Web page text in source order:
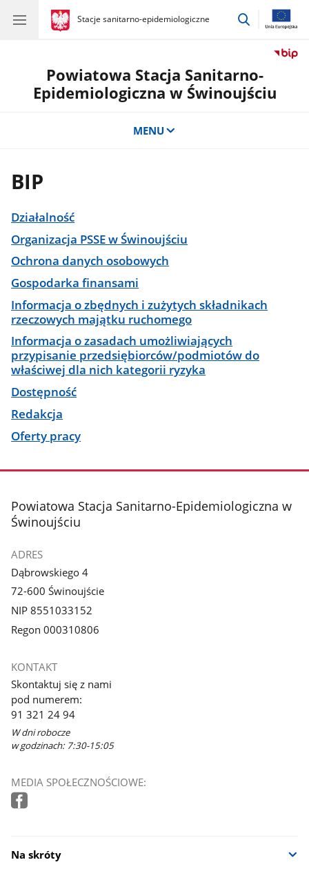
gov.pl
Stacje sanitarno-epidemiologiczne
gov.pl
Stacje
przejdź
Powiatowa Stacja Sanitarno-
Epidemiologiczna w Świnoujściu
MENU
BIP
Działalność
Organizacja PSSE w Świnoujściu
Ochrona danych osobowych
Gospodarka finansami
Informacja o zbędnych i zużytych składnikach
rzeczowych majątku ruchomego
Informacja o zasadach umożliwiających
przypisanie przedsiębiorców/podmiotów do
właściwej dla nich kategorii ryzyka
Dostępność
Redakcja
Oferty pracy
stopka
Powiatowa Stacja Sanitarno-Epidemiologiczna w
Świnoujściu
ADRES
Dąbrowskiego 4
72-600 Świnoujście
NIP 8551033152
Regon 000310806
KONTAKT
Skontaktuj się z nami
pod numerem:
91 321 24 94
W dni robocze
w godzinach: 7:30-15:05
MEDIA SPOŁECZNOŚCIOWE:
Na skróty